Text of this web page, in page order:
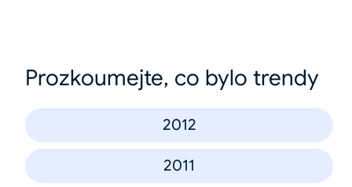
Prozkoumejte, co bylo trendy
2012
2011